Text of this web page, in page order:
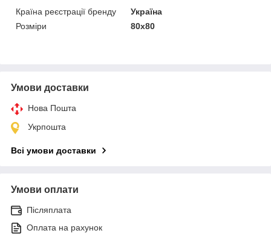
Країна реєстрації бренду
Україна
Розміри
80х80
Умови доставки
Нова Пошта
Укрпошта
Всі умови доставки
Умови оплати
Післяплата
Оплата на рахунок